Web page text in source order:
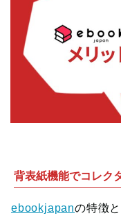
背表紙機能でコレク
ebookjapanの特徴